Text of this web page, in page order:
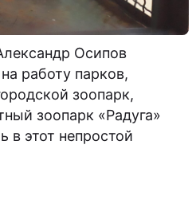
Осипов
работу парков,
зоопарк,
зоопарк «Радуга»
в этот непростой